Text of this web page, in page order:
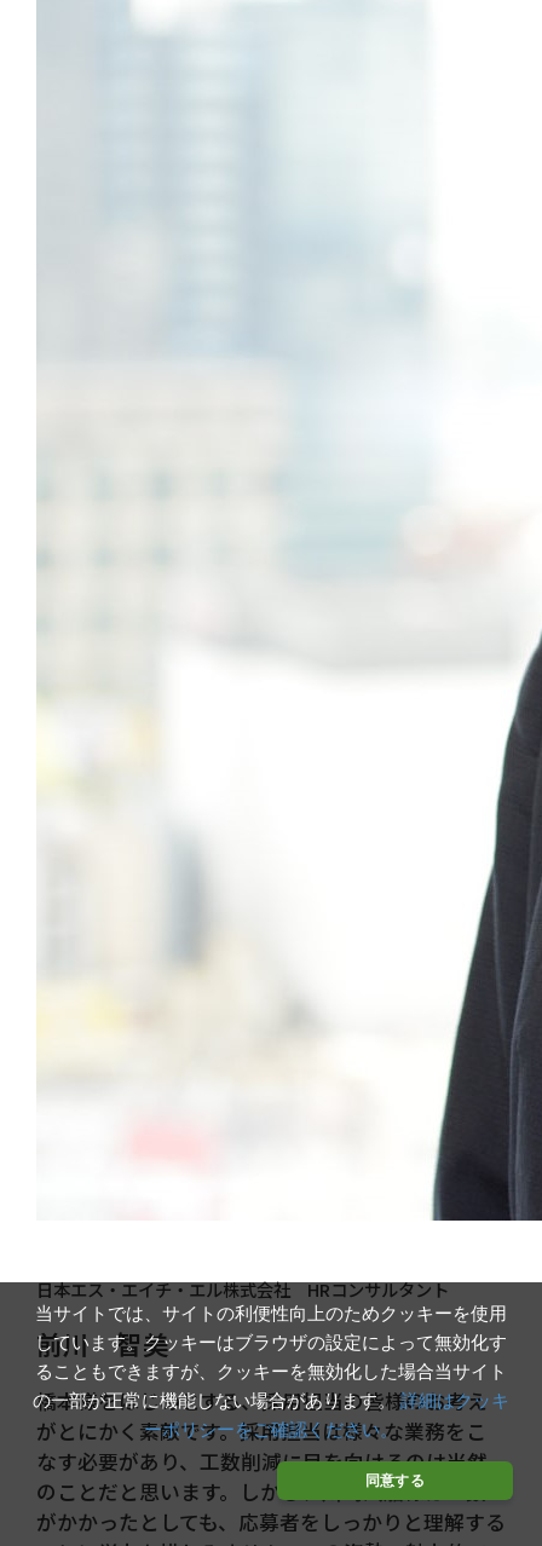
当サイトでは、サイトの利便性向上のためクッキーを使用
しています。クッキーはブラウザの設定によって無効化す
ることもできますが、クッキーを無効化した場合当サイト
の一部が正常に機能しない場合があります。 詳細はクッキ
ーポリシーをご確認ください。
同意する
日本エス・エイチ・エル株式会社 HRコンサルタント
前川 智美
橋本様をはじめとする、採用担当の皆様のお考え
がとにかく素敵です。採用担当は様々な業務をこ
なす必要があり、工数削減に目を向けるのは当然
のことだと思います。しかし、川崎汽船様は工数
がかかったとしても、応募者をしっかりと理解する